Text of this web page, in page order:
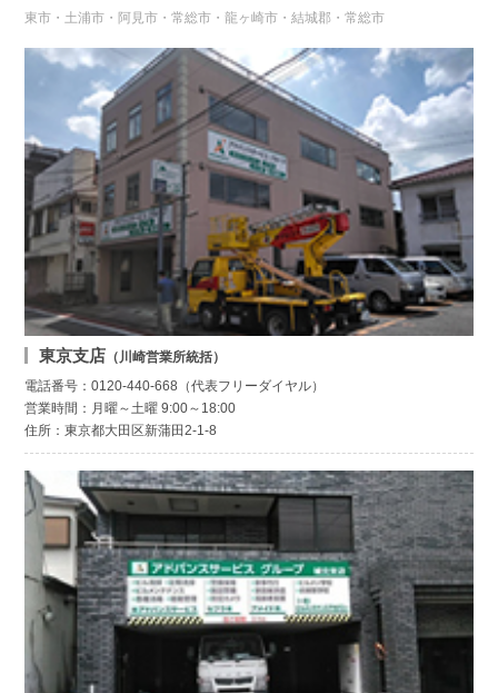
東市・土浦市・阿見市・常総市・龍ヶ崎市・結城郡・常総市
東京支店 （川崎営業所統括）
電話番号：0120-440-668（代表フリーダイヤル）
営業時間：月曜～土曜 9:00～18:00
住所：東京都大田区新蒲田2-1-8